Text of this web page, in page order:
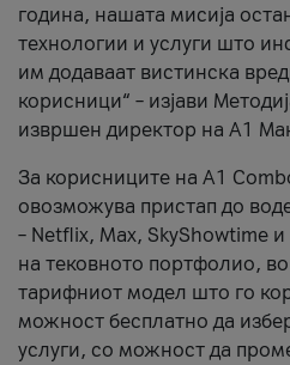
година, нашата мисија
технологии и услуги што
им додаваат вистинска
корисници“ – изјави
извршен директор на А1
За корисниците на A1
овозможува пристап до
– Netflix, Max, SkyShowtime
на тековното портфолио,
тарифниот модел што го
можност бесплатно да
услуги, со можност да